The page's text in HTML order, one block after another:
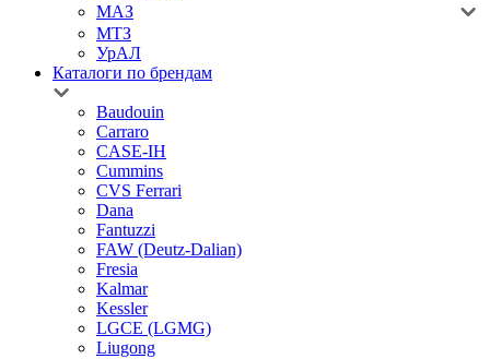
МАЗ
МТЗ
УрАЛ
Каталоги по брендам
Baudouin
Carraro
CASE-IH
Cummins
CVS Ferrari
Dana
Fantuzzi
FAW (Deutz-Dalian)
Fresia
Kalmar
Kessler
LGCE (LGMG)
Liugong